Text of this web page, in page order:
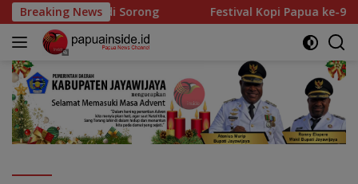
Langsung
ke
konten
Breaking News
Sorong Festival Kopi Papua ke-9 Resmi Dibuka